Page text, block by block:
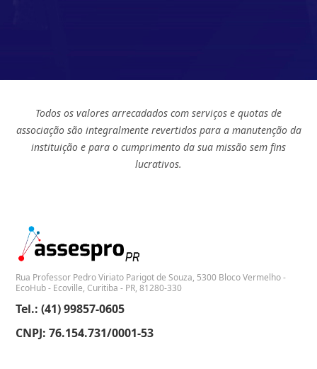
Todos os valores arrecadados com serviços e quotas de
associação são integralmente revertidos para a manutenção da
instituição e para o cumprimento da sua missão sem fins
lucrativos.
Rua Professor Pedro Viriato Parigot de Souza, 5300 Bloco Vermelho -
EcoHub - Ecoville, Curitiba - PR, 81280-330
Tel.: (41) 99857-0605
CNPJ: 76.154.731/0001-53